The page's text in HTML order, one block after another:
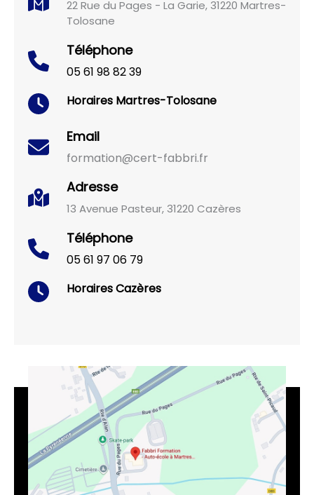
22 Rue du Pages - La Garie, 31220 Martres-
Tolosane
Téléphone
05 61 98 82 39
Horaires Martres-Tolosane
Email
formation@cert-fabbri.fr
Adresse
13 Avenue Pasteur, 31220 Cazères
Téléphone
05 61 97 06 79
HorairesCazères